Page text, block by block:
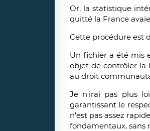
Or, la statistique
quitté la France
Cette procédure est
Un fichier a été mis
objet de contrôler la
au droit
Je n'irai pas plus
garantissant le
n'est pas assez
fondamentaux, sans